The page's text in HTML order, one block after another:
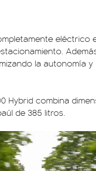
eléctrico
la autonomía y
Hybrid combina
de 385 litros.